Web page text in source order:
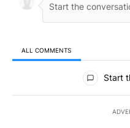
ALL COMMENTS
All Comments
Start